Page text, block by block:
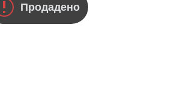
Продадено